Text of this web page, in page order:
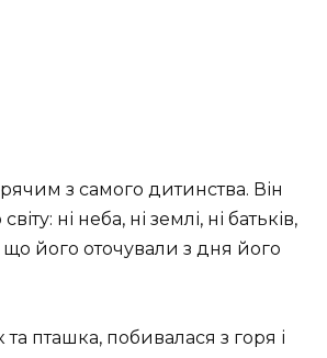
з самого дитинства. Він
ні неба, ні землі, ні батьків,
що його оточували з дня його
та пташка, побивалася з горя і